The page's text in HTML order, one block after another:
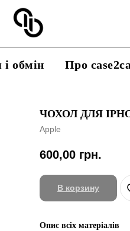
обмін Про
ЧОХОЛ ДЛЯ
Apple
600,00 грн.
В корзину
Опис всіх матеріалів